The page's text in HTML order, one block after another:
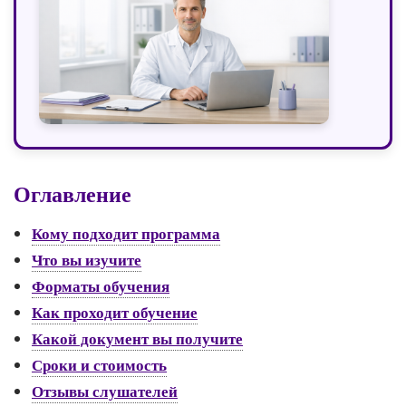
Оглавление
Кому подходит программа
Что вы изучите
Форматы обучения
Как проходит обучение
Какой документ вы получите
Сроки и стоимость
Отзывы слушателей